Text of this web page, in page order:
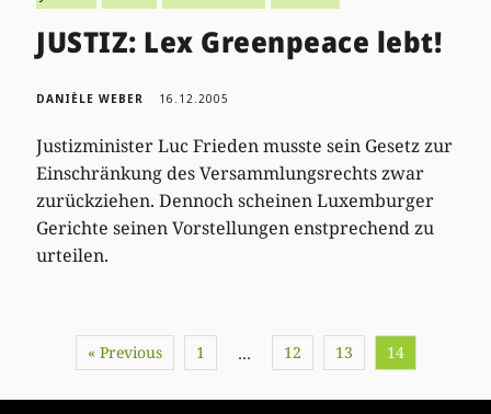
JUSTIZ: Lex Greenpeace lebt!
DANIÈLE WEBER 16.12.2005
Justizminister Luc Frieden musste sein Gesetz zur
Einschränkung des Versammlungsrechts zwar
zurückziehen. Dennoch scheinen Luxemburger
Gerichte seinen Vorstellungen enstprechend zu
urteilen.
« Previous 1 … 12 13 14